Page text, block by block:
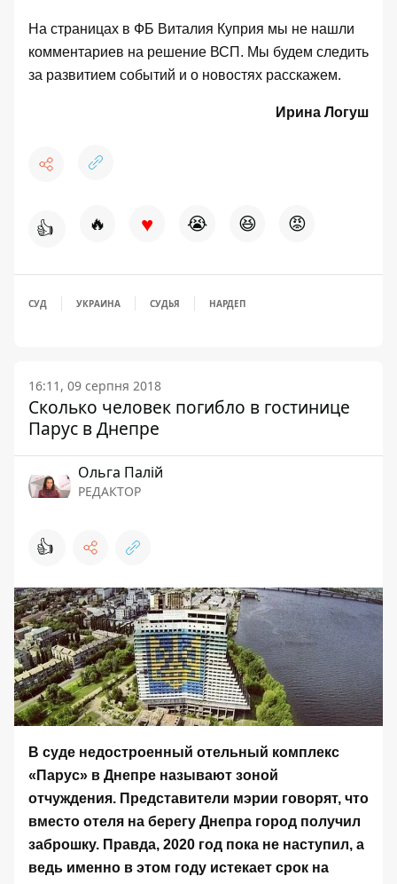
На страницах в ФБ Виталия Куприя мы не нашли
комментариев на решение ВСП. Мы будем следить
за развитием событий и о новостях расскажем.
Ирина Логуш
👍 🔥 ♥ 😭 😆 😡
СУД УКРАИНА СУДЬЯ НАРДЕП
16:11, 09 серпня 2018
Сколько человек погибло в гостинице
Парус в Днепре
Ольга Палій
РЕДАКТОР
👍
В суде недостроенный отельный комплекс
«Парус» в Днепре называют зоной
отчуждения. Представители мэрии говорят, что
вместо отеля на берегу Днепра город получил
заброшку. Правда, 2020 год пока не наступил, а
ведь именно в этом году истекает срок на